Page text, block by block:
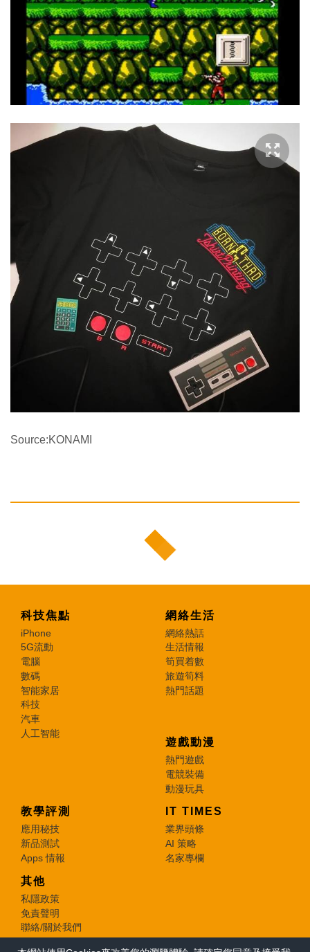
Source:KONAMI
科技焦點
iPhone
5G流動
電腦
數碼
智能家居
科技
汽車
人工智能
網絡生活
網絡熱話
生活情報
筍買着數
旅遊筍料
熱門話題
遊戲動漫
熱門遊戲
電競裝備
動漫玩具
教學評測
應用秘技
新品測試
Apps 情報
IT TIMES
業界頭條
AI 策略
名家專欄
其他
私隱政策
免責聲明
聯絡/關於我們